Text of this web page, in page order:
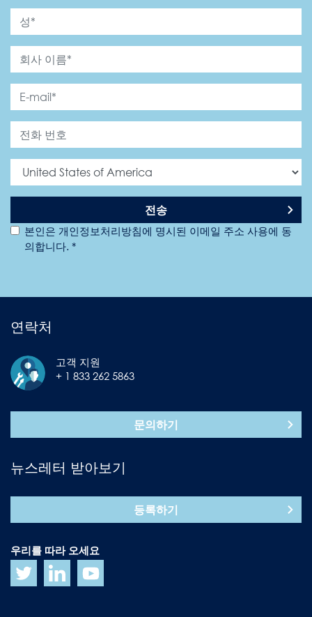
전송
본인은 개인정보처리방침에 명시된 이메일 주소 사용에 동
의합니다. *
연락처
고객 지원
+ 1 833 262 5863
문의하기
뉴스레터 받아보기
등록하기
우리를 따라 오세요